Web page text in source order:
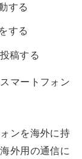
する
する
稿する
マートフォン
ンを海外に持
外用の通信に